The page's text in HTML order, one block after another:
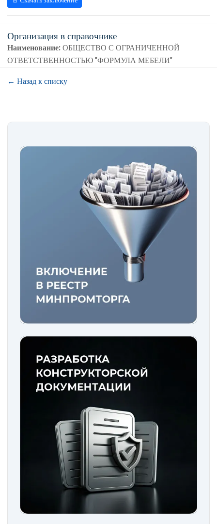
Организация в справочнике
Наименование:ОБЩЕСТВО С ОГРАНИЧЕННОЙ
ОТВЕТСТВЕННОСТЬЮ "ФОРМУЛА МЕБЕЛИ"
← Назад к списку